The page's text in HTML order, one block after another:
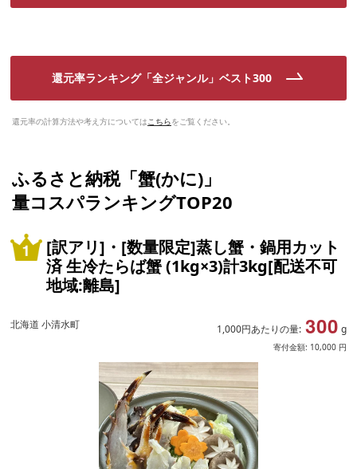
還元率ランキング「全ジャンル」ベスト300
還元率の計算方法や考え方についてはこちらをご覧ください。
ふるさと納税「蟹(かに)」
量コスパランキングTOP20
[訳アリ]・[数量限定]蒸し蟹・鍋用カット
済 生冷たらば蟹 (1kg×3)計3kg[配送不可
地域:離島]
北海道 小清水町 1,000円あたりの量: 300 g
寄付金額: 10,000 円